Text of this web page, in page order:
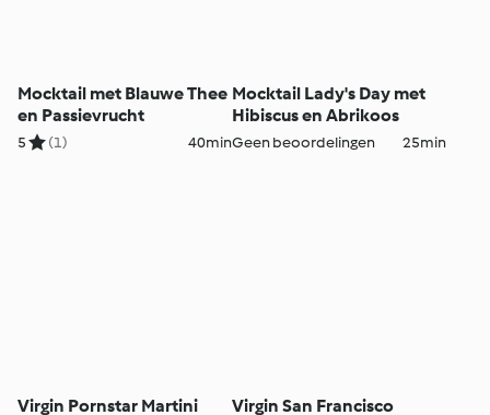
Mocktail met Blauwe Thee
en Passievrucht
5 (1) 40min
Mocktail Lady's Day met
Hibiscus en Abrikoos
Geen beoordelingen 25min
Virgin Pornstar Martini Virgin San Francisco